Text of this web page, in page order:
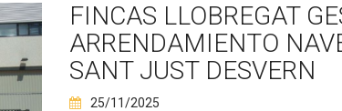
FINCAS LLOBREGAT
ARRENDAMIENTO
SANT JUST DESVERN
25/11/2025